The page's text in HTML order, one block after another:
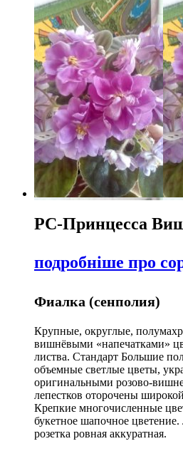
РС-Принцесса
подробніше про
Фиалка (сенполия)
Крупные, округлые,
вишнёвыми «напечатками»
листва. Стандарт Большие
объемные светлые цветы,
оригинальными розово-
лепестков оторочены
Крепкие многочисленные
букетное шапочное
розетка ровная аккуратная.